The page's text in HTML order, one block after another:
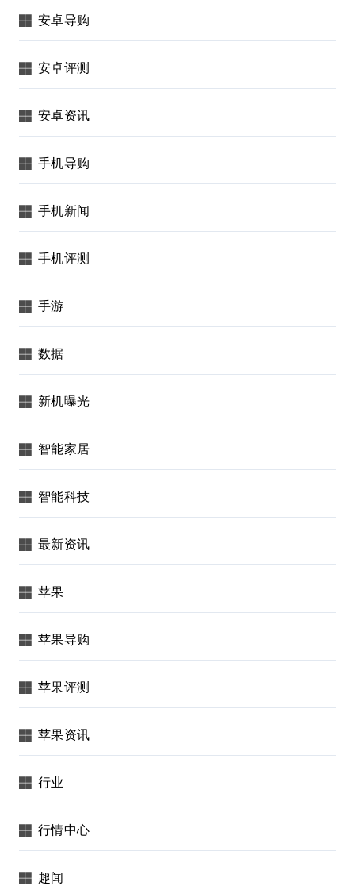
安卓导购
安卓评测
安卓资讯
手机导购
手机新闻
手机评测
手游
数据
新机曝光
智能家居
智能科技
最新资讯
苹果
苹果导购
苹果评测
苹果资讯
行业
行情中心
趣闻